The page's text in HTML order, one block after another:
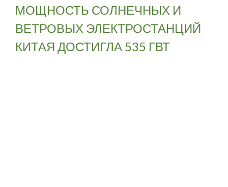
МОЩНОСТЬ СОЛНЕЧНЫХ И
ВЕТРОВЫХ ЭЛЕКТРОСТАНЦИЙ
КИТАЯ ДОСТИГЛА 535 ГВТ